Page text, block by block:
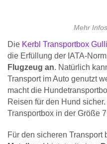
Mehr
Die Kerbl Transportbox
die Erfüllung der IATA-Norm
Flugzeug an. Natürlich
Transport im Auto genutzt
macht die
Reisen für den Hund
Transportbox in der Größe
Für den sicheren Transport